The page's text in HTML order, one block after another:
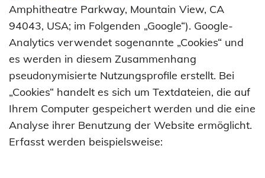
Amphitheatre Parkway, Mountain View, CA
94043, USA; im Folgenden „Google“). Google-
Analytics verwendet sogenannte „Cookies“ und
es werden in diesem Zusammenhang
pseudonymisierte Nutzungsprofile erstellt. Bei
„Cookies“ handelt es sich um Textdateien, die auf
Ihrem Computer gespeichert werden und die eine
Analyse ihrer Benutzung der Website ermöglicht.
Erfasst werden beispielsweise: